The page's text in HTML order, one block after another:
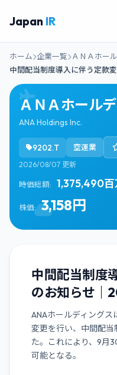
Japan IR
ホーム 企業一覧
ＡＮＡホー
中間配当制度導入に伴う定款
ＡＮＡホール
ANA Holdings Inc.
9202.T 空運業
2026/08/07 更新
時価総額: 1,375,490百
株価: 3,158円
中間配当制度
のお知らせ｜
ANAホールディング
変更を行い、中間配
た。これにより、9月
可能となる。